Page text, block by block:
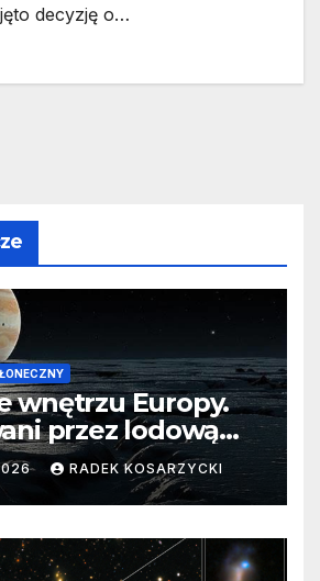
decyzję o…
wnętrzu Europy.
przez lodową
RADEK KOSARZYCKI